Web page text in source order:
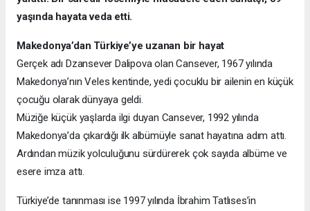
yaşında hayata veda etti.
Makedonya’dan Türkiye’ye uzanan bir hayat
Gerçek adı Dzansever Dalipova olan Cansever, 1967 yılında
Makedonya’nın Veles kentinde, yedi çocuklu bir ailenin en küçük
çocuğu olarak dünyaya geldi.
Müziğe küçük yaşlarda ilgi duyan Cansever, 1992 yılında
Makedonya’da çıkardığı ilk albümüyle sanat hayatına adım attı.
Ardından müzik yolculuğunu sürdürerek çok sayıda albüme ve
esere imza attı.
Türkiye’de tanınması ise 1997 yılında İbrahim Tatlıses’in